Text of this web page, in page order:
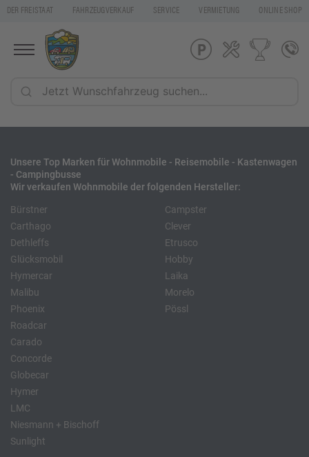
DER FREISTAAT FAHRZEUGVERKAUF SERVICE VERMIETUNG ONLINE SHOP
Unsere Top Marken für Wohnmobile - Reisemobile - Kastenwagen
- Campingbusse
Wir verkaufen Wohnmobile der folgenden Hersteller:
Bürstner
Carthago
Dethleffs
Glücksmobil
Hymercar
Malibu
Phoenix
Roadcar
Campster
Clever
Etrusco
Hobby
Laika
Morelo
Pössl
Carado
Concorde
Globecar
Hymer
LMC
Niesmann + Bischoff
Sunlight